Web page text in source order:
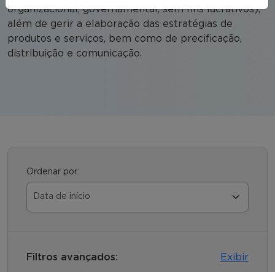
organizacional, governamental, sem fins lucrativos),
além de gerir a elaboração das estratégias de
produtos e serviços, bem como de precificação,
distribuição e comunicação.
Ordenar por:
Filtros avançados: Exibir